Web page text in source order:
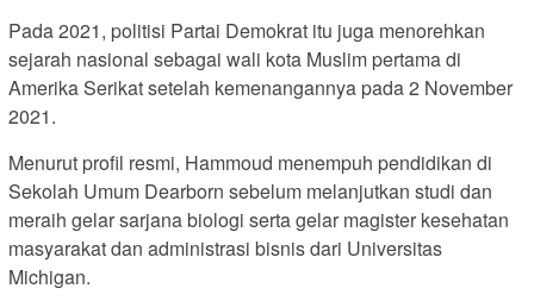
Pada 2021, politisi Partai Demokrat itu juga menorehkan
sejarah nasional sebagai wali kota Muslim pertama di
Amerika Serikat setelah kemenangannya pada 2 November
2021.
Menurut profil resmi, Hammoud menempuh pendidikan di
Sekolah Umum Dearborn sebelum melanjutkan studi dan
meraih gelar sarjana biologi serta gelar magister kesehatan
masyarakat dan administrasi bisnis dari Universitas
Michigan.